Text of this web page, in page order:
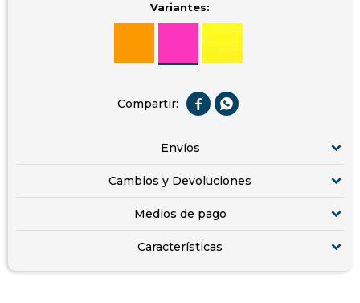
Variantes:
 
Envíos
Cambios y Devoluciones
Medios de pago
Características